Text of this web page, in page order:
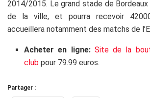
2014/2015. Le grand stade de
de la ville, et pourra recevoir
accueillera notamment des matchs de
Acheter en ligne: Site de la
club pour 79.99 euros.
Partager :